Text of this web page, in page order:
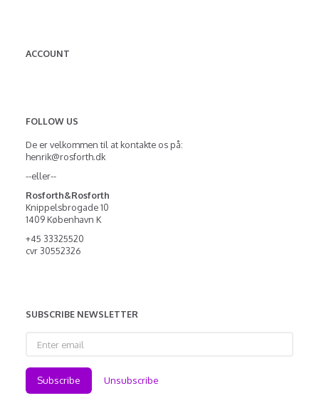
ACCOUNT
FOLLOW US
De er velkommen til at kontakte os på:
henrik@rosforth.dk
--eller--
Rosforth&Rosforth
Knippelsbrogade 10
1409 København K
+45 33325520
cvr 30552326
SUBSCRIBE NEWSLETTER
email
Subscribe Unsubscribe